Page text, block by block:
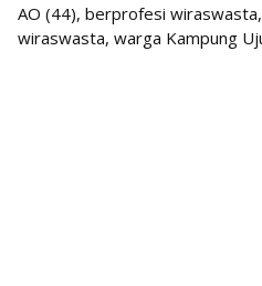
AO (44), berprofesi
wiraswasta, warga Kampung